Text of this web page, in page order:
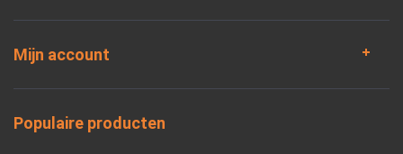
Mijn account
Populaire producten